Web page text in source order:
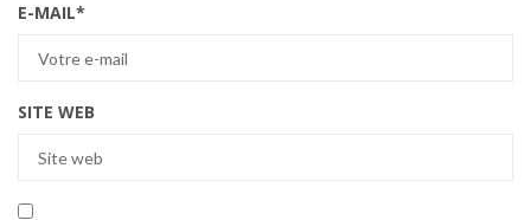
E-MAIL*
SITE WEB